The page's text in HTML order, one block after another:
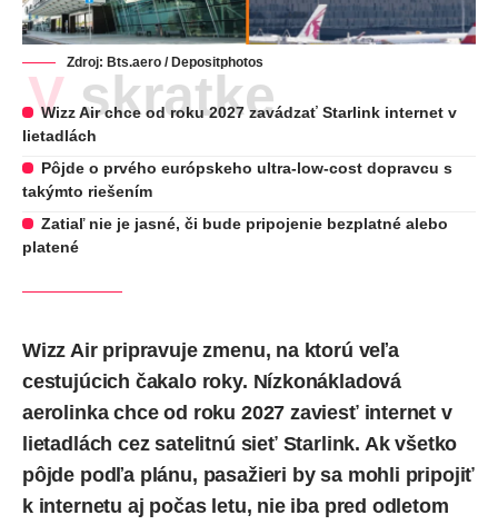
Zdroj: Bts.aero / Depositphotos
V skratke
Wizz Air chce od roku 2027 zavádzať Starlink internet v
lietadlách
Pôjde o prvého európskeho ultra-low-cost dopravcu s
takýmto riešením
Zatiaľ nie je jasné, či bude pripojenie bezplatné alebo
platené
Wizz Air pripravuje zmenu, na ktorú veľa
cestujúcich čakalo roky. Nízkonákladová
aerolinka chce od roku 2027 zaviesť internet v
lietadlách cez satelitnú sieť Starlink. Ak všetko
pôjde podľa plánu, pasažieri by sa mohli pripojiť
k internetu aj počas letu, nie iba pred odletom